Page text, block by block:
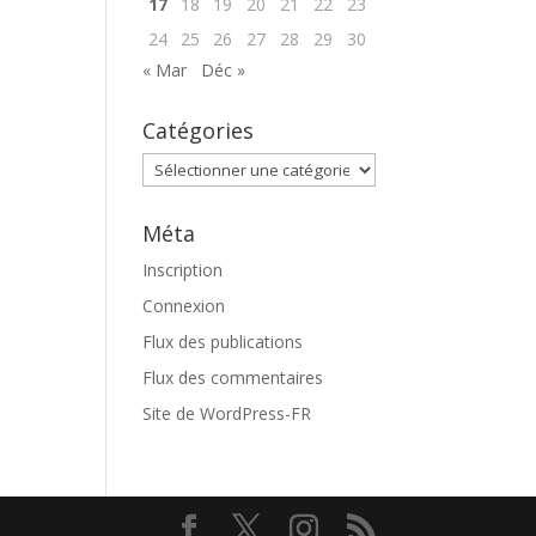
24
25 26 27 28 29
30
« Mar
Déc »
Catégories
Catégories
Méta
Inscription
Connexion
Flux des publications
Flux des commentaires
Site de WordPress-FR